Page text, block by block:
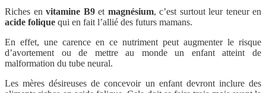
Riches en vitamine B9et magnésium, c’est surtout leur teneur en
acide folique qui en fait l’allié des futurs mamans.
En effet, une carence en ce nutriment peut augmenter le risque
d’avortement ou de mettre au monde un enfant atteint de
malformation du tube neural.
Les mères désireuses de concevoir un enfant devront inclure des